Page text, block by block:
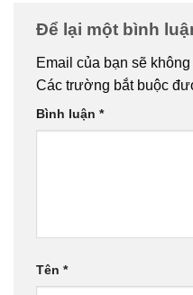
Để lại một bình
Email của bạn sẽ
Các trường bắt buộc
Bình luận *
Tên *